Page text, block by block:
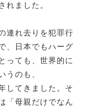
れました。
連れ去りを犯罪行
、日本でもハーグ
っても、世界的に
うのも、
してきました。そ
「母親だけでなん